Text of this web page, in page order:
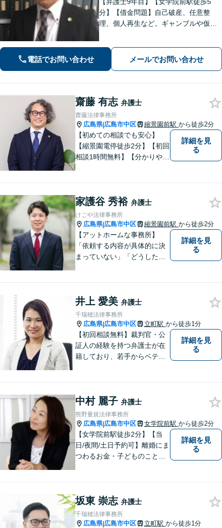
分】【借金問題】自己破産、任意整
理、個人再生など。ギャンブルや仮想
などご相談ください【夜間土日祝相談
可】【初回相談無料】【Zoom面談可】
電話でお問い合わせ メールでお問い合わせ
齋藤 有志 弁護士
齋藤法律事務所
広島県|広島市中区 縮景園前駅 から徒歩2分
【初めての相談でも安心】
【縮景園電停徒歩2分】【初回
相談1時間無料】【分かりやす
え、納得の解決を目指しま
す。
詳細を見
る
家護谷 秀裕 弁護士
けごや法律事務所
広島県|広島市中区 縮景園前駅 から徒歩2分
【アットホームな事務所】
「依頼する内容が具体的に決
まっていない」「どうしたら
件、借金問題、消費者被害を
取り扱っております。
詳細を見
る
井上 愛美 弁護士
千瑞穂法律事務所
広島県|広島市中区 立町駅 から徒歩1分
【初回相談無料】裁判官・公
証人の経験を持つ弁護士が在
籍しており、若手からベテラ
歩1分
詳細を見
る
中村 麗子 弁護士
熊野量規法律事務所
広島県|広島市中区 女学院前駅 から徒歩2分
【女学院前駅徒歩2分】【当
日/夜間/土日予約可】離婚にま
つわるお金・子どものこと、
せください。丁寧にお話を伺
い、お一人おひとりに合った
解決方法を提案します。
詳細を見
る
坂東 崇志 弁護士
千瑞穂法律事務所
広島県|広島市中区 立町駅 から徒歩1分